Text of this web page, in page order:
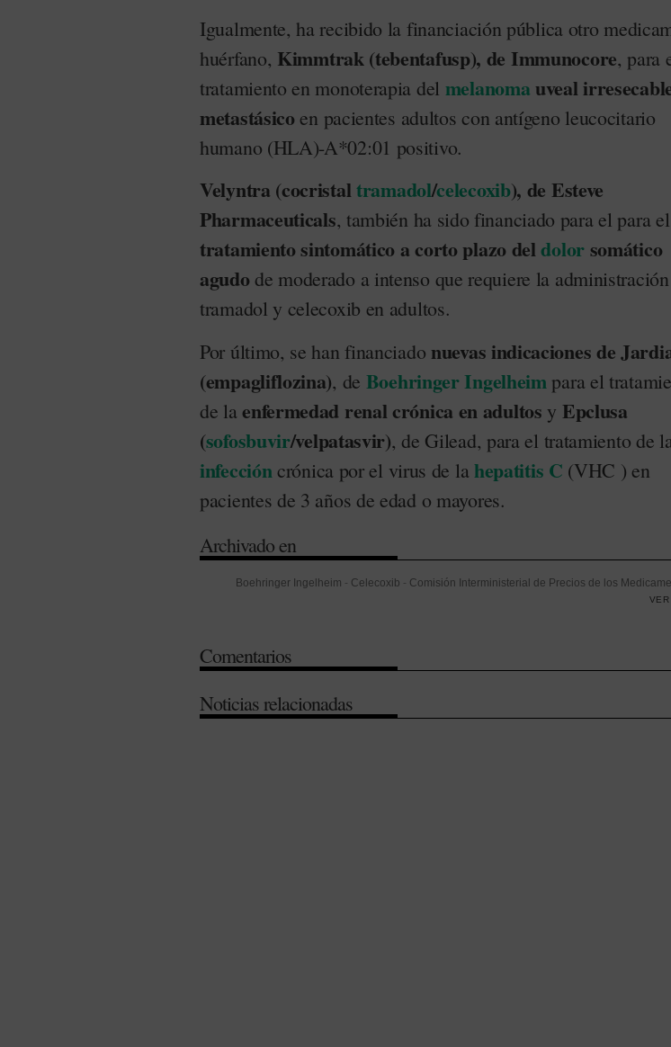
Igualmente, ha recibido la financiación pública otro
huérfano, Kimmtrak (tebentafusp), de Immunocore, para
tratamiento en monoterapia del melanomauveal
metastásico en pacientes adultos con antígeno leucocitario
humano (HLA)-A*02:01 positivo.
Velyntra (cocristaltramadol/celecoxib), de Esteve
Pharmaceuticals, también ha sido financiado para el para el
tratamiento sintomático a corto plazo deldolorsomático
agudo de moderado a intenso que requiere la
tramadol y celecoxib en adultos.
Por último, se han financiado nuevas indicaciones de
(empagliflozina), de Boehringer Ingelheim para el
de la enfermedad renal crónica en adultos y Epclusa
(sofosbuvir/velpatasvir), de Gilead, para el tratamiento de
infeccióncrónica por el virus de la hepatitis C (VHC ) en
pacientes de 3 años de edad o mayores.
Archivado en
Boehringer Ingelheim - Celecoxib - Comisión Interministerial de Precios de los
VER
Comentarios
Noticias relacionadas